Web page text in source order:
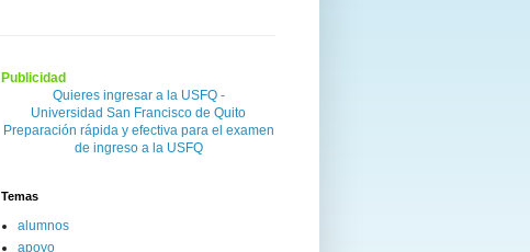
Publicidad
Quieres ingresar a la USFQ -
Universidad San Francisco de Quito
Preparación rápida y efectiva para el examen
de ingreso a la USFQ
Temas
alumnos
apoyo